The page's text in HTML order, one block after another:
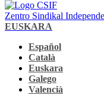
Zentro Sindikal
EUSKARA
Español
Català
Euskara
Galego
Valencià